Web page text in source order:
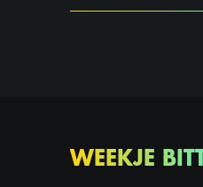
WEEKJE